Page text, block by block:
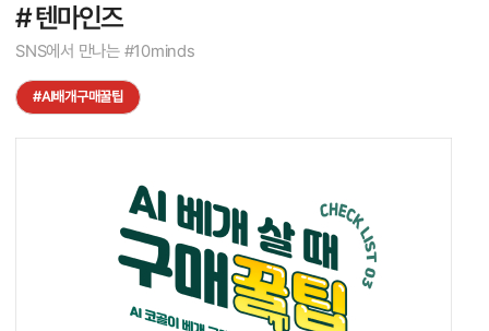
히려 샴푸하고 나와서 이걸로 마사
지하니까 잠이 솔솔오고 너무 좋네
요.
# 텐마인즈
SNS에서 만나는 #10minds
#AI배개구매꿀팁